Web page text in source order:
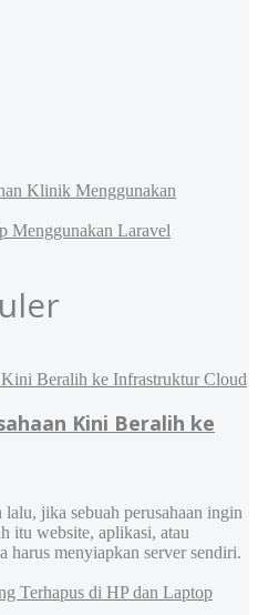
Klinik Menggunakan
Menggunakan Laravel
Kini Beralih ke
jika sebuah perusahaan ingin
itu website, aplikasi, atau
menyiapkan server sendiri.